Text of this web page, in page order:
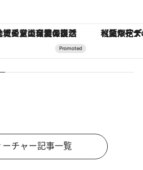
ニなどをイタリア・トスカーナの郷土料理の手法で満喫！
ーチャー記事一覧